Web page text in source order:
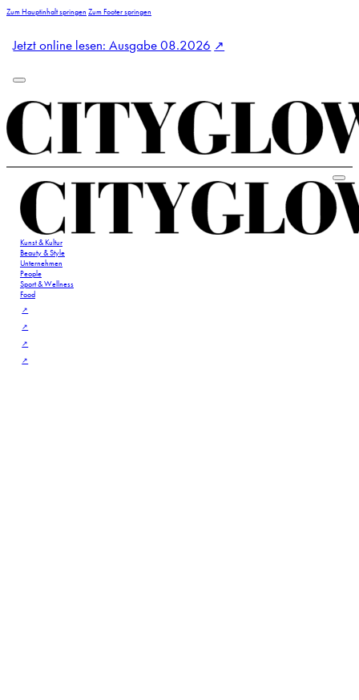
Zum Hauptinhalt springen Zum Footer springen
Jetzt online lesen: Ausgabe 08.2026
Kunst & Kultur
Beauty & Style
Unternehmen
People
Sport & Wellness
Food